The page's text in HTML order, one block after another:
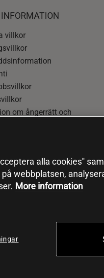
villkor
om ångerrätt och
alla cookies"
webbplatsen,
More information